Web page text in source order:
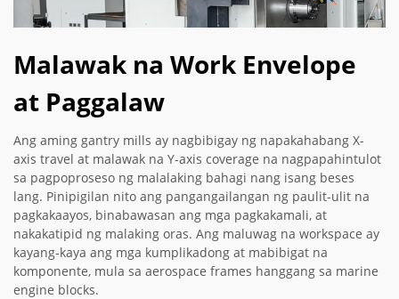
Malawak na Work Envelope
at Paggalaw
Ang aming gantry mills ay nagbibigay ng napakahabang X-
axis travel at malawak na Y-axis coverage na nagpapahintulot
sa pagpoproseso ng malalaking bahagi nang isang beses
lang. Pinipigilan nito ang pangangailangan ng paulit-ulit na
pagkakaayos, binabawasan ang mga pagkakamali, at
nakakatipid ng malaking oras. Ang maluwag na workspace ay
kayang-kaya ang mga kumplikadong at mabibigat na
komponente, mula sa aerospace frames hanggang sa marine
engine blocks.